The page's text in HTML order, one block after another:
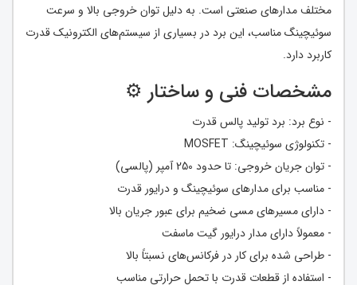
مختلف مدارهای صنعتی است. به دلیل توان خروجی بالا و سرعت
سوئیچینگ مناسب، این برد در بسیاری از سیستم‌های الکترونیک قدرت
کاربرد دارد.
مشخصات فنی و ساختار ⚙️
- نوع برد: برد تولید پالس قدرت
- تکنولوژی سوئیچینگ: MOSFET
- توان جریان خروجی: تا حدود 250 آمپر (پالسی)
- مناسب برای مدارهای سوئیچینگ و درایور قدرت
- دارای مسیرهای مسی ضخیم برای عبور جریان بالا
- معمولاً دارای مدار درایور گیت ماسفت
- طراحی شده برای کار در فرکانس‌های نسبتاً بالا
- استفاده از قطعات قدرت با تحمل حرارتی مناسب